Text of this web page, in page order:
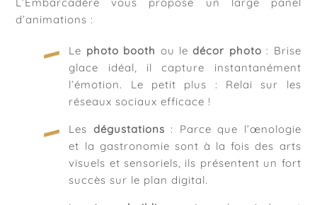
d’animations :
Le photo booth ou ledécor photo : Brise
glace idéal, il capture instantanément
l’émotion. Le petit plus : Relai sur les
réseaux sociaux efficace !
Les dégustations : Parce que l’œnologie
et la gastronomie sont à la fois des arts
visuels et sensoriels, ils présentent un fort
succès sur le plan digital.